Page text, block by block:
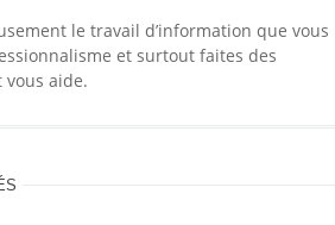
le travail d’information que vous
et surtout faites des
vous aide.